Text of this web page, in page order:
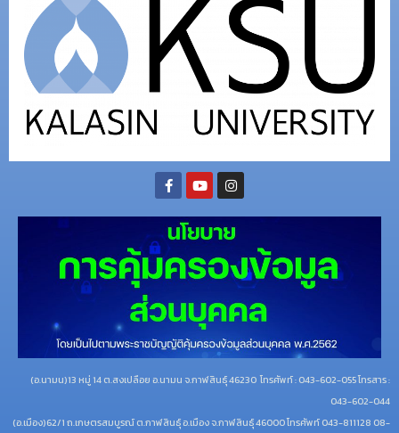
(อ.นามน)13 หมู่ 14 ต.สงเปลือย อ.นามน จ.กาฬสินธุ์ 46230 โทรศัพท์ : 043-602-055 โทรสาร :
043-602-044
(อ.เมือง)62/1 ถ.เกษตรสมบูรณ์ ต.กาฬสินธุ์ อ.เมือง จ.กาฬสินธุ์ 46000โทรศัพท์ 043-811128 08-